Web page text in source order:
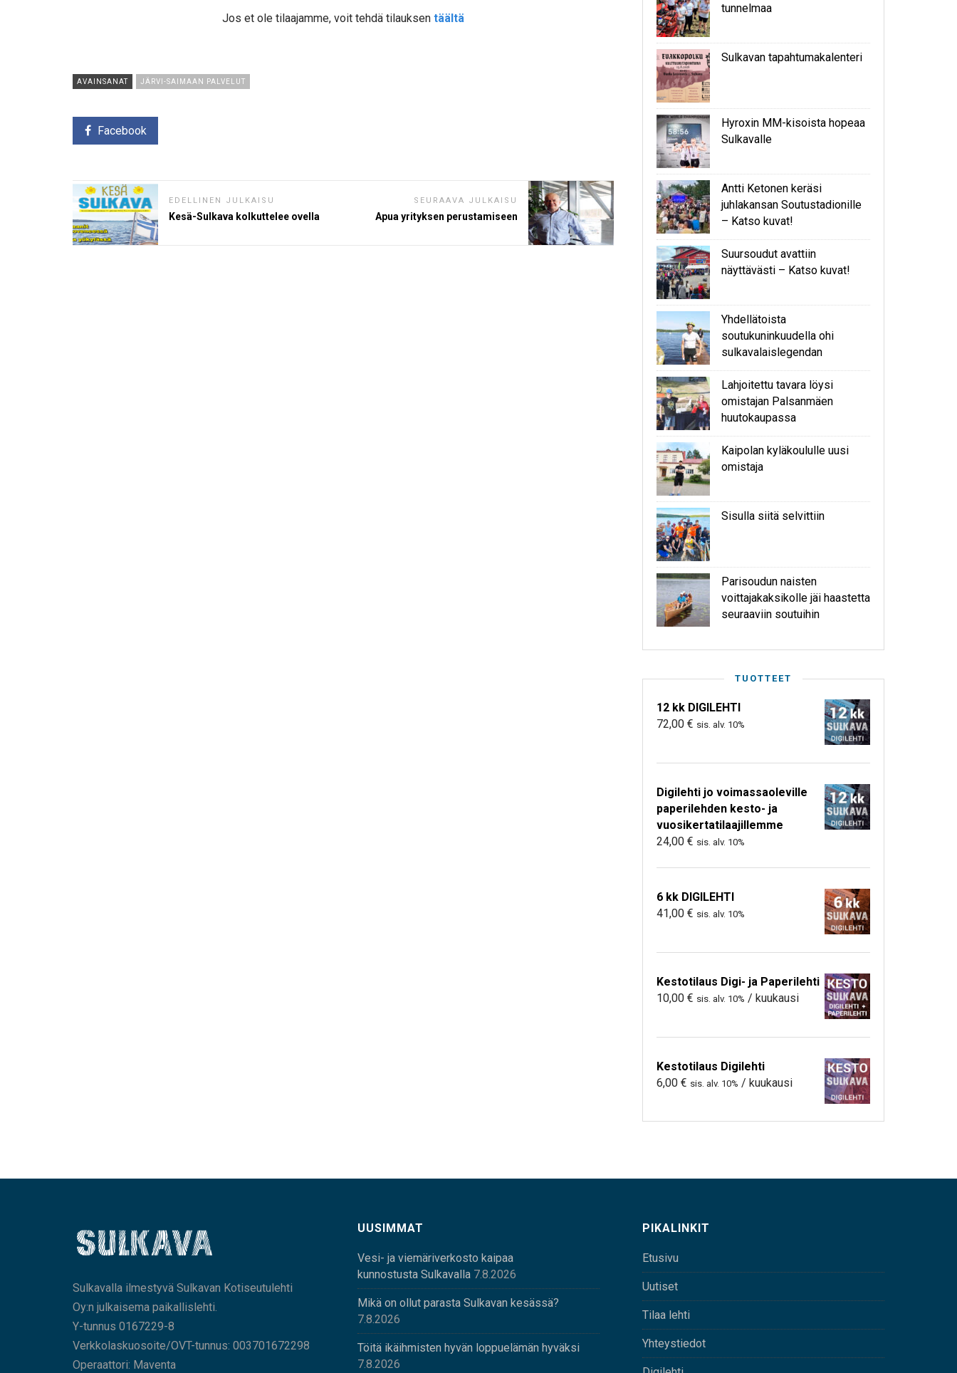
Jos et ole tilaajamme, voit tehdä tilauksen täältä
AVAINSANAT JÄRVI-SAIMAAN PALVELUT
Facebook
EDELLINEN JULKAISU
Kesä-Sulkava kolkuttelee ovella
SEURAAVA JULKAISU
Apua yrityksen perustamiseen
tunnelmaa
Sulkavan tapahtumakalenteri
Hyroxin MM-kisoista hopeaa
Sulkavalle
Antti Ketonen keräsi
juhlakansan Soutustadionille
– Katso kuvat!
Suursoudut avattiin
näyttävästi – Katso kuvat!
Yhdellätoista
soutukuninkuudella ohi
sulkavalaislegendan
Lahjoitettu tavara löysi
omistajan Palsanmäen
huutokaupassa
Kaipolan kyläkoululle uusi
omistaja
Sisulla siitä selvittiin
Parisoudun naisten
voittajakaksikolle jäi haastetta
seuraaviin soutuihin
TUOTTEET
12 kk DIGILEHTI
72,00 € sis. alv. 10%
Digilehti jo voimassaoleville
paperilehden kesto- ja
vuosikertatilaajillemme
24,00 € sis. alv. 10%
6 kk DIGILEHTI
41,00 € sis. alv. 10%
Kestotilaus Digi- ja Paperilehti
10,00 € sis. alv. 10% / kuukausi
Kestotilaus Digilehti
6,00 € sis. alv. 10% / kuukausi
Sulkavalla ilmestyvä Sulkavan Kotiseutulehti
Oy:n julkaisema paikallislehti.
Y-tunnus 0167229-8
Verkkolaskuosoite/OVT-tunnus: 003701672298
Operaattori: Maventa
UUSIMMAT
Vesi- ja viemäriverkosto kaipaa
kunnostusta Sulkavalla 7.8.2026
Mikä on ollut parasta Sulkavan kesässä?
7.8.2026
Töitä ikäihmisten hyvän loppuelämän hyväksi
7.8.2026
PIKALINKIT
Etusivu
Uutiset
Tilaa lehti
Yhteystiedot